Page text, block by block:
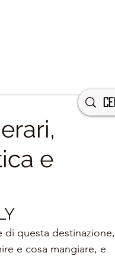
e
questa destinazione,
e cosa mangiare, e